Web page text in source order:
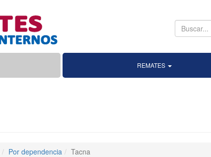
Search
REMATES
Por dependencia Tacna